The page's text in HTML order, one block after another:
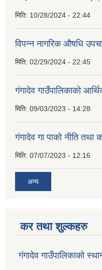
मिति: 10/28/2024 - 22:44
विपन्न नागरिक औषधि
मिति: 02/29/2024 - 22:45
गंगादेव गाउँपालिकाको
मिति: 09/03/2023 - 14:28
गंगादेव गा पाको नीति
मिति: 07/07/2023 - 12:16
अन्य
कर तथा शुल्कहरु
गंगादेव गाउँपालिकाको